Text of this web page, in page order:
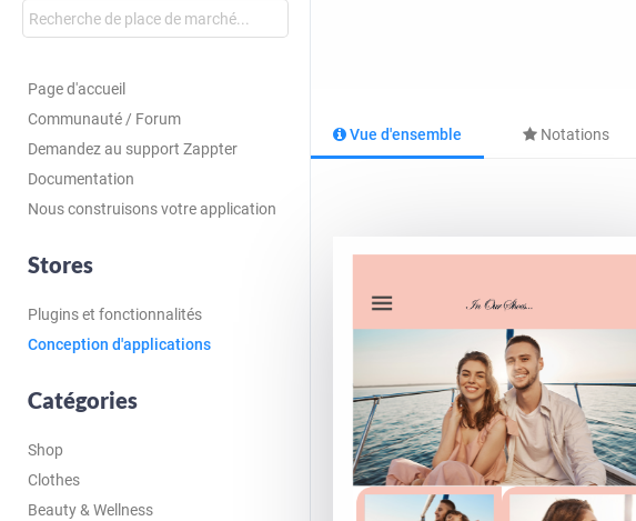
Page d'accueil
Communauté / Forum
Demandez au support Zappter
Documentation
Nous construisons votre application
Stores
Plugins et fonctionnalités
Conception d'applications
Catégories
Shop
Clothes
Beauty & Wellness
Vue d'ensemble Notations